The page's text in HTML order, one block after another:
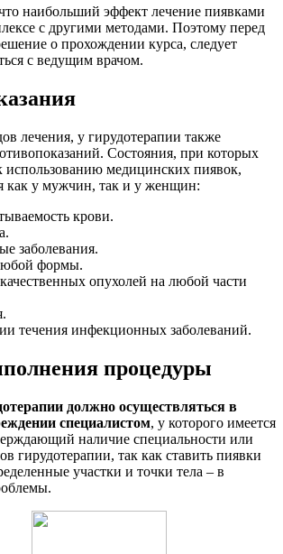
наибольший эффект лечение пиявками
с другими методами. Поэтому перед
о прохождении курса, следует
с ведущим врачом.
лечения, у гирудотерапии также
Состояния, при которых
использованию медицинских пиявок,
как у мужчин, так и у женщин:
крови.
заболевания.
формы.
опухолей на любой части
течения инфекционных заболеваний.
процедуры
должно осуществляться в
специалистом, у которого имеется
наличие специальности или
гирудотерапии, так как ставить пиявки
участки и точки тела – в